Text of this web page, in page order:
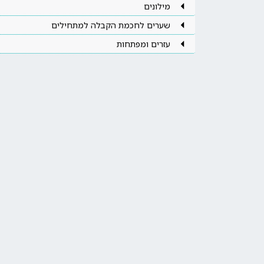
מילונים
שערים לחכמת הקבלה למתחילים
עזרים ומפתחות